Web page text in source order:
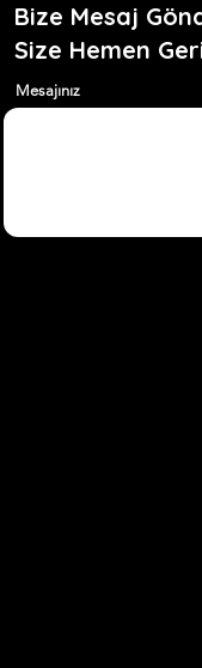
Bize Mesaj
Size Hemen
Mesajınız